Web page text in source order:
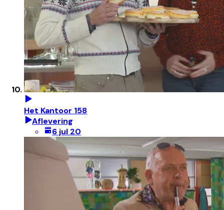
Het Kantoor 158
Aflevering
6 jul 20